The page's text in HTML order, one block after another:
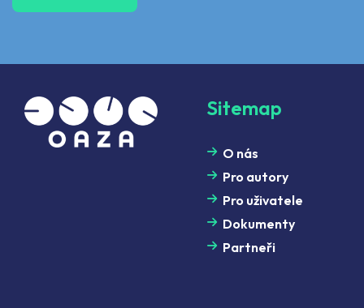
Sitemap
O nás
Pro autory
Pro uživatele
Dokumenty
Partneři